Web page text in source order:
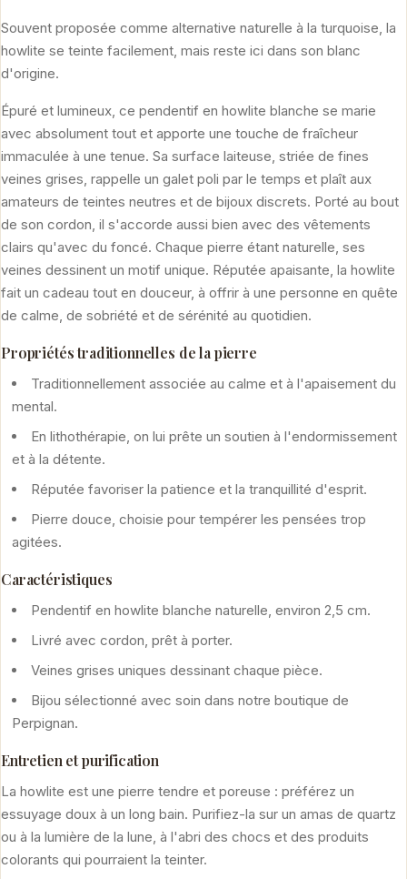
Souvent proposée comme alternative naturelle à la turquoise, la
howlite se teinte facilement, mais reste ici dans son blanc
d'origine.
Épuré et lumineux, ce pendentif en howlite blanche se marie
avec absolument tout et apporte une touche de fraîcheur
immaculée à une tenue. Sa surface laiteuse, striée de fines
veines grises, rappelle un galet poli par le temps et plaît aux
amateurs de teintes neutres et de bijoux discrets. Porté au bout
de son cordon, il s'accorde aussi bien avec des vêtements
clairs qu'avec du foncé. Chaque pierre étant naturelle, ses
veines dessinent un motif unique. Réputée apaisante, la howlite
fait un cadeau tout en douceur, à offrir à une personne en quête
de calme, de sobriété et de sérénité au quotidien.
Propriétés traditionnelles de la pierre
Traditionnellement associée au calme et à l'apaisement du
mental.
En lithothérapie, on lui prête un soutien à l'endormissement
et à la détente.
Réputée favoriser la patience et la tranquillité d'esprit.
Pierre douce, choisie pour tempérer les pensées trop
agitées.
Caractéristiques
Pendentif en howlite blanche naturelle, environ 2,5 cm.
Livré avec cordon, prêt à porter.
Veines grises uniques dessinant chaque pièce.
Bijou sélectionné avec soin dans notre boutique de
Perpignan.
Entretien et purification
La howlite est une pierre tendre et poreuse : préférez un
essuyage doux à un long bain. Purifiez-la sur un amas de quartz
ou à la lumière de la lune, à l'abri des chocs et des produits
colorants qui pourraient la teinter.